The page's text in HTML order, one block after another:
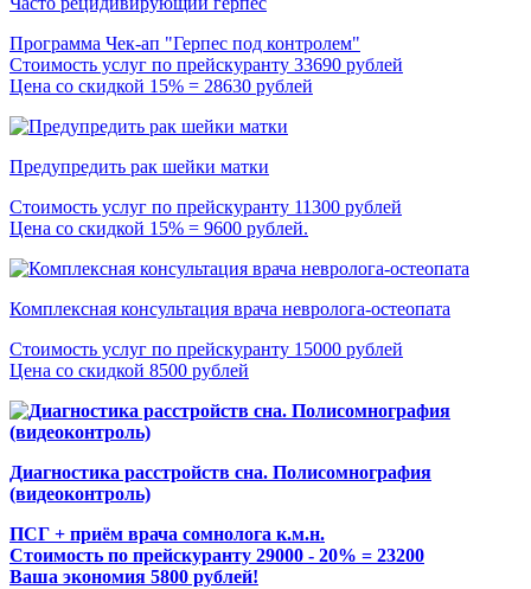
Программа Чек-ап "Герпес под контролем"
Стоимость услуг по прейскуранту 33690 рублей
Цена со скидкой 15% = 28630 рублей
Предупредить рак шейки матки
Стоимость услуг по прейскуранту 11300 рублей
Цена со скидкой 15% = 9600 рублей.
Комплексная консультация врача невролога-остеопата
Стоимость услуг по прейскуранту 15000 рублей
Цена со скидкой 8500 рублей
Диагностика расстройств сна. Полисомнография
(видеоконтроль)
ПСГ + приём врача сомнолога к.м.н.
Стоимость по прейскуранту 29000 - 20% = 23200
Ваша экономия 5800 рублей!